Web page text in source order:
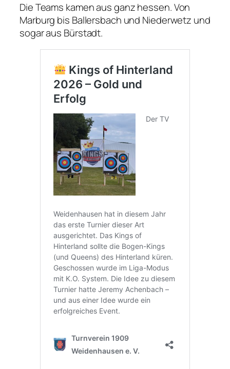
Die Teams kamen aus ganz hessen. Von
Marburg bis Ballersbach und Niederwetz und
sogar aus Bürstadt.